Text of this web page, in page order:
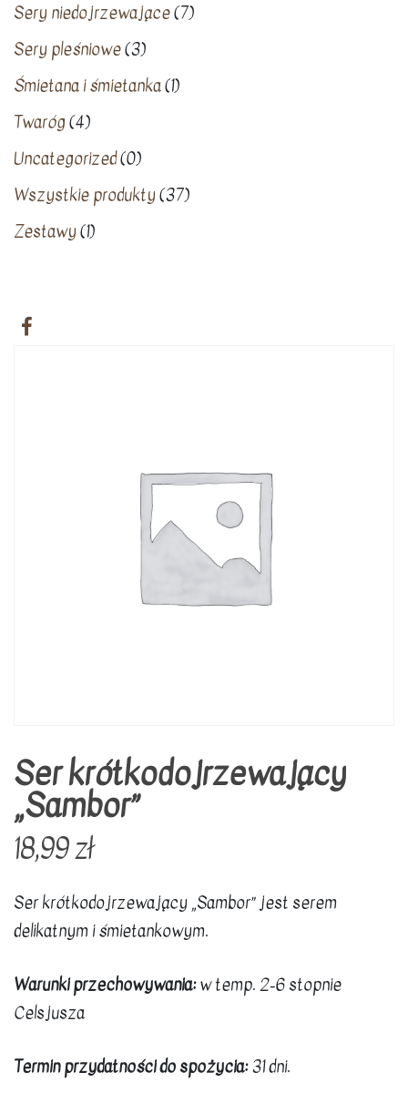
Sery niedojrzewające(7)
Sery pleśniowe(3)
Śmietana i śmietanka(1)
Twaróg(4)
Uncategorized(0)
Wszystkie produkty(37)
Zestawy(1)
Ser krótkodojrzewający
„Sambor”
18,99zł
Ser krótkodojrzewający „Sambor” jest serem
delikatnym i śmietankowym.
Warunki przechowywania:w temp. 2-6 stopnie
Celsjusza
Termin przydatności do spożycia:31 dni.